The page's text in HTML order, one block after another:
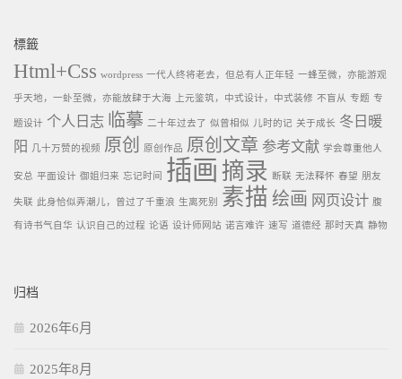
標籤
Html+Css wordpress 一代人终将老去，但总有人正年轻 一蜂至微，亦能游观
乎天地，一虲至微，亦能放肆于大海 上元鉴筑，中式设计，中式装修 不盲从 专题 专
题设计 个人日志 临摹 二十年过去了 似曾相似 儿时的记 关于成长 冬日暖
阳
几十万赞的视频 原创 原创作品 原创文章 参考文献 学会尊重他人
安总 平面设计 御姐归来 忘记时间 插画 摘录 断联 无法释怀 春望 朋友
失联 此身恰似弄潮儿，曾过了千重浪 生离死别 素描 绘画 网页设计 腹
有诗书气自华 认识自己的过程 论语 设计师网站 诺言难许 速写 道德经 那时天真 静物
归档
2026年6月
2025年8月